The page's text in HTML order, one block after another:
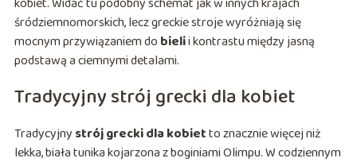
śródziemnomorskich, lecz greckie stroje wyróżniają się
mocnym przywiązaniem do bielii kontrastu między jasną
podstawą a ciemnymi detalami.
Tradycyjny strój grecki dla kobiet
Tradycyjny strój grecki dla kobietto znacznie więcej niż
lekka, biała tunika kojarzona z boginiami Olimpu. W codziennym